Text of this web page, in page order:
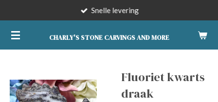
naar
de
CHARLY'S STONE CARVINGS AND MORE
Snelle levering
Fluoriet kwarts
draak